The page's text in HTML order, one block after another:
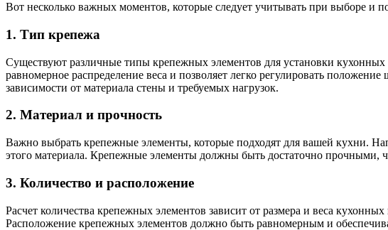
Вот несколько важных моментов, которые следует учитывать при выборе и
1. Тип крепежа
Существуют различные типы крепежных элементов для установки
равномерное распределение веса и позволяет легко регулировать
зависимости от материала стены и требуемых нагрузок.
2. Материал и прочность
Важно выбрать крепежные элементы, которые подходят для вашей кухни.
этого материала. Крепежные элементы должны быть достаточно прочными,
3. Количество и расположение
Расчет количества крепежных элементов зависит от размера и веса
Расположение крепежных элементов должно быть равномерным и